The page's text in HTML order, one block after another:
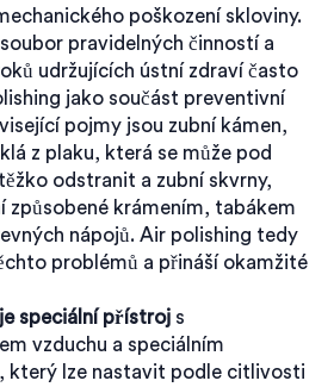
poškození skloviny.
pravidelných činností a
udržujících ústní zdraví často
jako součást preventivní
pojmy jsou zubní kámen,
z plaku, která se může pod
odstranit a zubní skvrny,
způsobené krámením, tabákem
nápojů. Air polishing tedy
problémů a přináší okamžité
speciální přístroj s
vzduchu a speciálním
který lze nastavit podle citlivosti